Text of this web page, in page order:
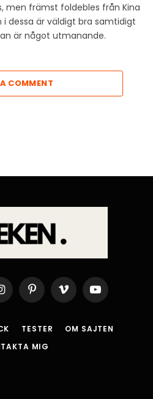
men främst foldebles från Kina
i dessa är väldigt bra samtidigt
är något utmanande.
COMMENT
PinterestVimeo YouTube
TESTER
OM SAJTEN
MIG